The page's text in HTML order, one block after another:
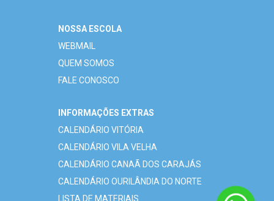
NOSSA ESCOLA
WEBMAIL
QUEM SOMOS
FALE CONOSCO
INFORMAÇÕES EXTRAS
CALENDÁRIO VITÓRIA
CALENDÁRIO VILA VELHA
CALENDÁRIO CANAÃ DOS CARAJÁS
CALENDÁRIO OURILÂNDIA DO NORTE
LISTA DE MATERIAIS